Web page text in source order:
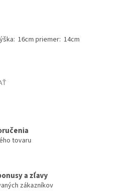
16cm priemer: 14cm
tovaru
a zľavy
zákazníkov